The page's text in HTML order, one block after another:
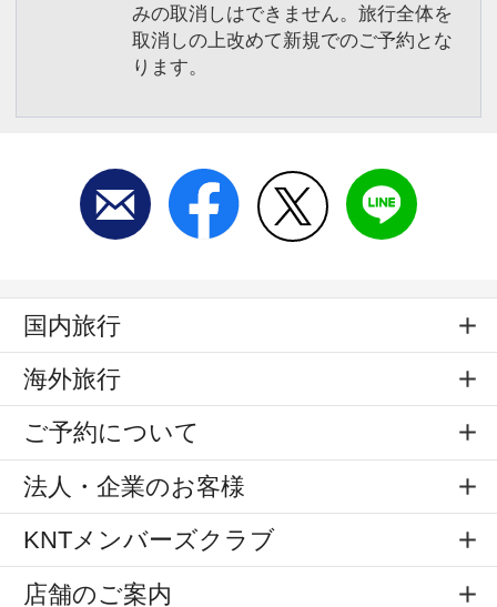
みの取消しはできません。旅行全体を
取消しの上改めて新規でのご予約とな
ります。
国内旅行
海外旅行
ご予約について
法人・企業のお客様
KNTメンバーズクラブ
店舗のご案内